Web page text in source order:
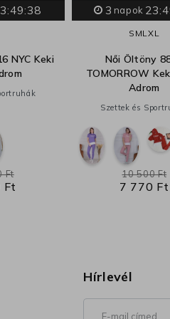
NYC Keki
Ft
Ft
3 napok
S MLXL
Női Öltöny
TOMORROW
Adrom
Szettek és
7 770 Ft
10 500 Ft
Hírlevél